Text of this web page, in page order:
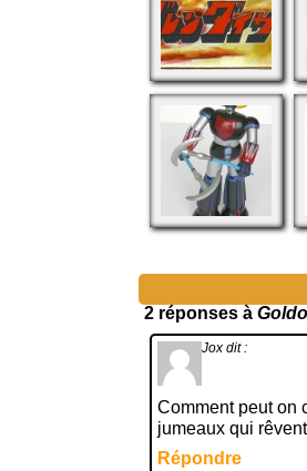
2 réponses à
Jox dit :
Comment peut on
jumeaux qui
Répondre